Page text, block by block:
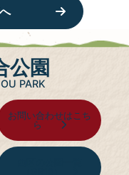
公園
PARK
お問い合わせはこち
ら